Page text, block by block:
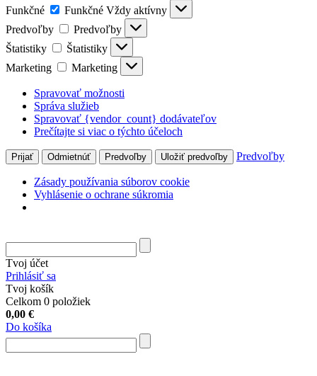
Funkčné
Funkčné Vždy aktívny
Predvoľby
Predvoľby
Štatistiky
Štatistiky
Marketing
Marketing
Spravovať možnosti
Správa služieb
Spravovať {vendor_count} dodávateľov
Prečítajte si viac o týchto účeloch
Prijať Odmietnúť Predvoľby Uložiť predvoľby Predvoľby
Zásady používania súborov cookie
Vyhlásenie o ochrane súkromia
Tvoj účet
Prihlásiť sa
Tvoj košík
Celkom 0 položiek
0,00 €
Do košíka